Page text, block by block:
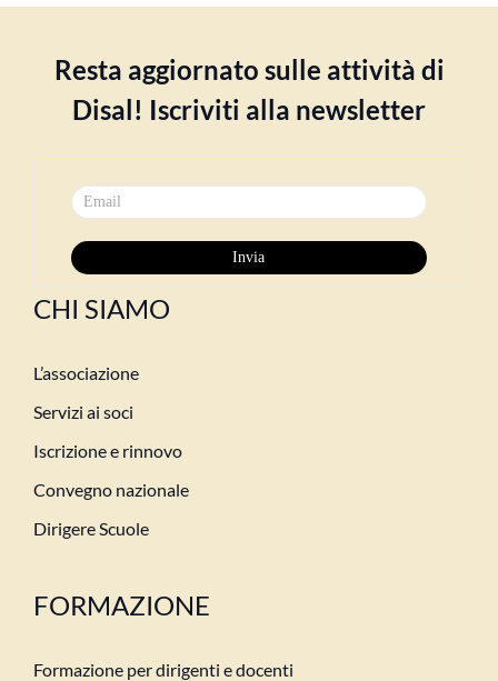
Resta aggiornato sulle attività di
Disal! Iscriviti alla newsletter
CHI SIAMO
L’associazione
Servizi ai soci
Iscrizione e rinnovo
Convegno nazionale
Dirigere Scuole
FORMAZIONE
Formazione per dirigenti e docenti